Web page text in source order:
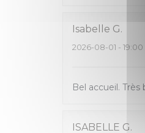
Isabelle G
2026-08-01 - 19:00
Bel accueil. Très
ISABELLE G